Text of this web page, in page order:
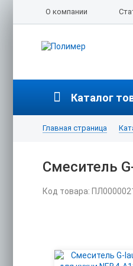
О компании
Каталог
Главная страница
Смеситель
Код товара: